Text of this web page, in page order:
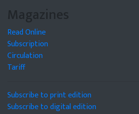
Magazines
Read Online
Subscription
Circulation
Tariff
Subscribe to print edition
Subscribe to digital edition